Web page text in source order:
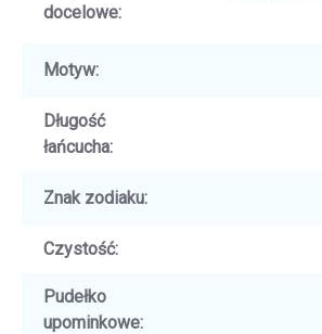
docelowe:
Motyw:
Długość
łańcucha:
Znak zodiaku:
Czystość:
Pudełko
upominkowe: